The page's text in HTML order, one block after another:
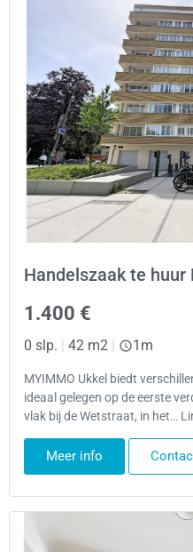
Handelszaak te huur
1.400 €
0 slp. 42 m2 1m
MYIMMO Ukkel biedt
ideaal gelegen op de eerste
vlak bij de Wetstraat, in het…
Meer info